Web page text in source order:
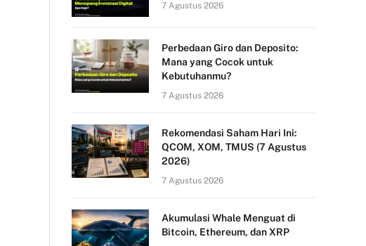
7 Agustus 2026
Perbedaan Giro dan Deposito:
Mana yang Cocok untuk
Kebutuhanmu?
7 Agustus 2026
Rekomendasi Saham Hari Ini:
QCOM, XOM, TMUS (7 Agustus
2026)
7 Agustus 2026
Akumulasi Whale Menguat di
Bitcoin, Ethereum, dan XRP